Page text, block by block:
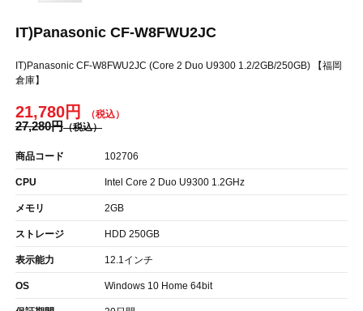
IT)Panasonic CF-W8FWU2JC
IT)Panasonic CF-W8FWU2JC (Core 2 Duo U9300 1.2/2GB/250GB) 【福岡
倉庫】
21,780円
27,280円
商品コード 102706
CPU Intel Core 2 Duo U9300 1.2GHz
メモリ 2GB
ストレージ HDD 250GB
表示能力 12.1インチ
OS Windows 10 Home 64bit